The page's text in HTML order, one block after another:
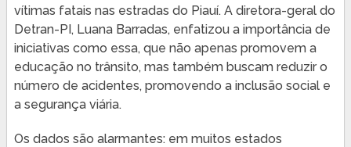
vítimas fatais nas estradas do Piauí. A diretora-geral do
Detran-PI, Luana Barradas, enfatizou a importância de
iniciativas como essa, que não apenas promovem a
educação no trânsito, mas também buscam reduzir o
número de acidentes, promovendo a inclusão social e
a segurança viária.
Os dados são alarmantes: em muitos estados